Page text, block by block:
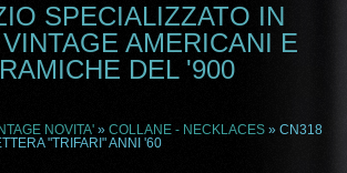
SPECIALIZZATO IN
AMERICANI E
DEL '900
NOVITA' » COLLANE - NECKLACES » CN318
"TRIFARI" ANNI '60